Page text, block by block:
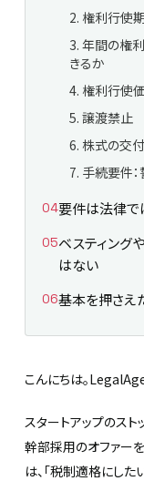
2. 権利行使
3. 年間の権
きるか
4. 権利行使
5. 譲渡禁止
6. 株式の交
7. 手続要件
要件は法律で
ベスティング
はない
基本を押さえ
こんにちは。
スタートアップのスト
幹部採用のオファー
は、「税制適格にした